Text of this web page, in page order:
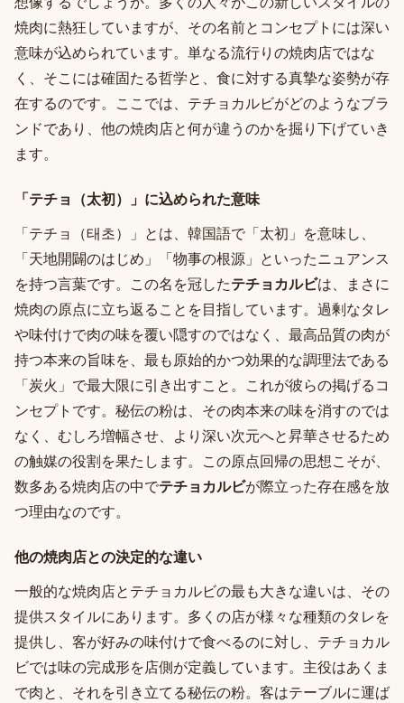
焼肉に熱狂していますが、その名前とコンセプトには深い
意味が込められています。単なる流行りの焼肉店ではな
く、そこには確固たる哲学と、食に対する真摯な姿勢が存
在するのです。ここでは、テチョカルビがどのようなブラ
ンドであり、他の焼肉店と何が違うのかを掘り下げていき
ます。
「テチョ（太初）」に込められた意味
「テチョ（태초）」とは、韓国語で「太初」を意味し、
「天地開闢のはじめ」「物事の根源」といったニュアンス
を持つ言葉です。この名を冠したテチョカルビは、まさに
焼肉の原点に立ち返ることを目指しています。過剰なタレ
や味付けで肉の味を覆い隠すのではなく、最高品質の肉が
持つ本来の旨味を、最も原始的かつ効果的な調理法である
「炭火」で最大限に引き出すこと。これが彼らの掲げるコ
ンセプトです。秘伝の粉は、その肉本来の味を消すのでは
なく、むしろ増幅させ、より深い次元へと昇華させるため
の触媒の役割を果たします。この原点回帰の思想こそが、
数多ある焼肉店の中でテチョカルビが際立った存在感を放
つ理由なのです。
他の焼肉店との決定的な違い
一般的な焼肉店とテチョカルビの最も大きな違いは、その
提供スタイルにあります。多くの店が様々な種類のタレを
提供し、客が好みの味付けで食べるのに対し、テチョカル
ビでは味の完成形を店側が定義しています。主役はあくま
で肉と、それを引き立てる秘伝の粉。客はテーブルに運ば